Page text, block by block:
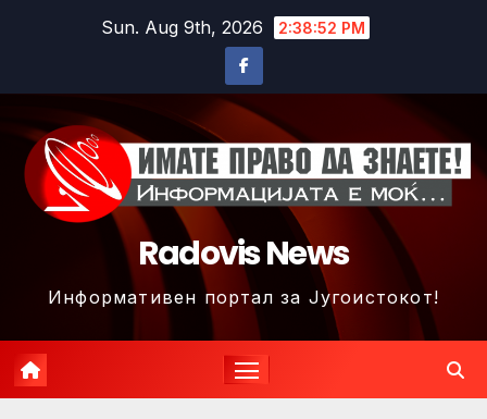
Sun. Aug 9th, 2026 2:38:55 PM
Radovis News
Информативен портал за Југоистокот!